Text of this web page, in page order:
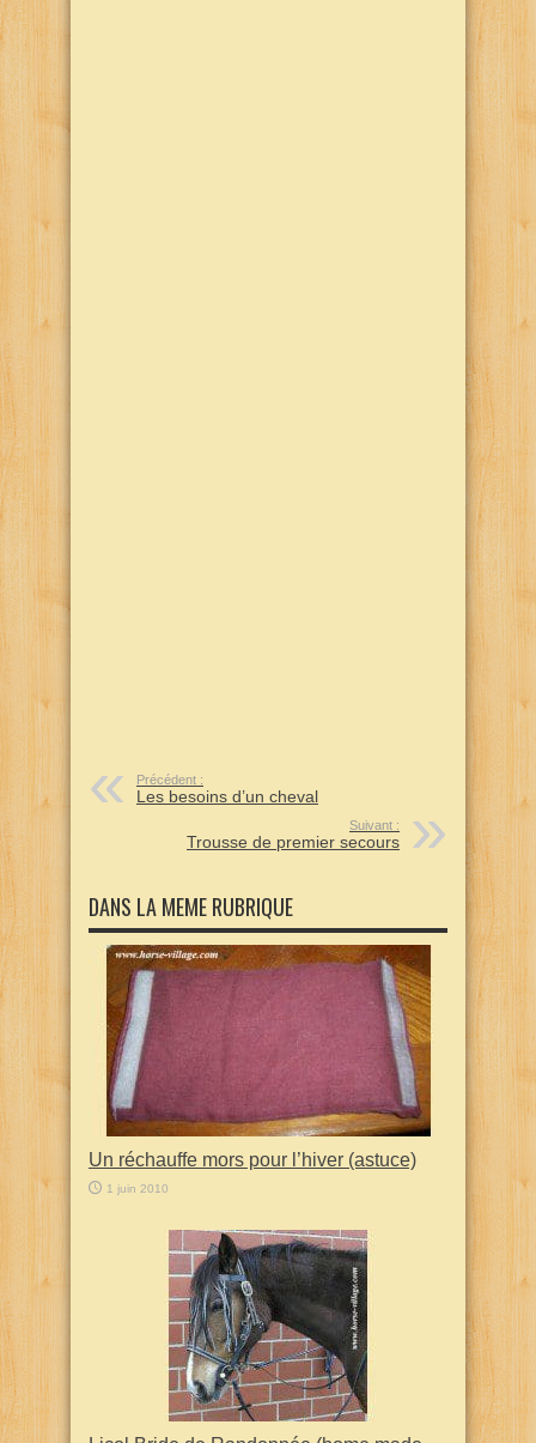
Précédent :
Les besoins d’un cheval
Suivant :
Trousse de premier secours
DANS LA MEME RUBRIQUE
Un réchauffe mors pour l’hiver (astuce)
1 juin 2010